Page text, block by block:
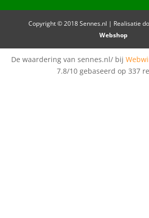
Copyright © 2018 Sennes.nl | Realisatie
Webshop
De waardering van sennes.nl/ bij
7.8/10 gebaseerd op 337